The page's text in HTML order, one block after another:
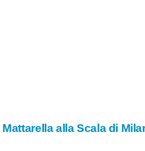
Mattarella alla Scala di